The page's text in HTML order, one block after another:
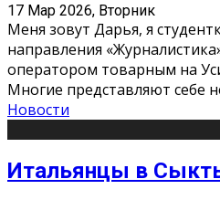
17 Мар 2026, Вторник
Меня зовут Дарья, я
направления
оператором товарным на
Многие представляют себе
Новости
Итальянцы в